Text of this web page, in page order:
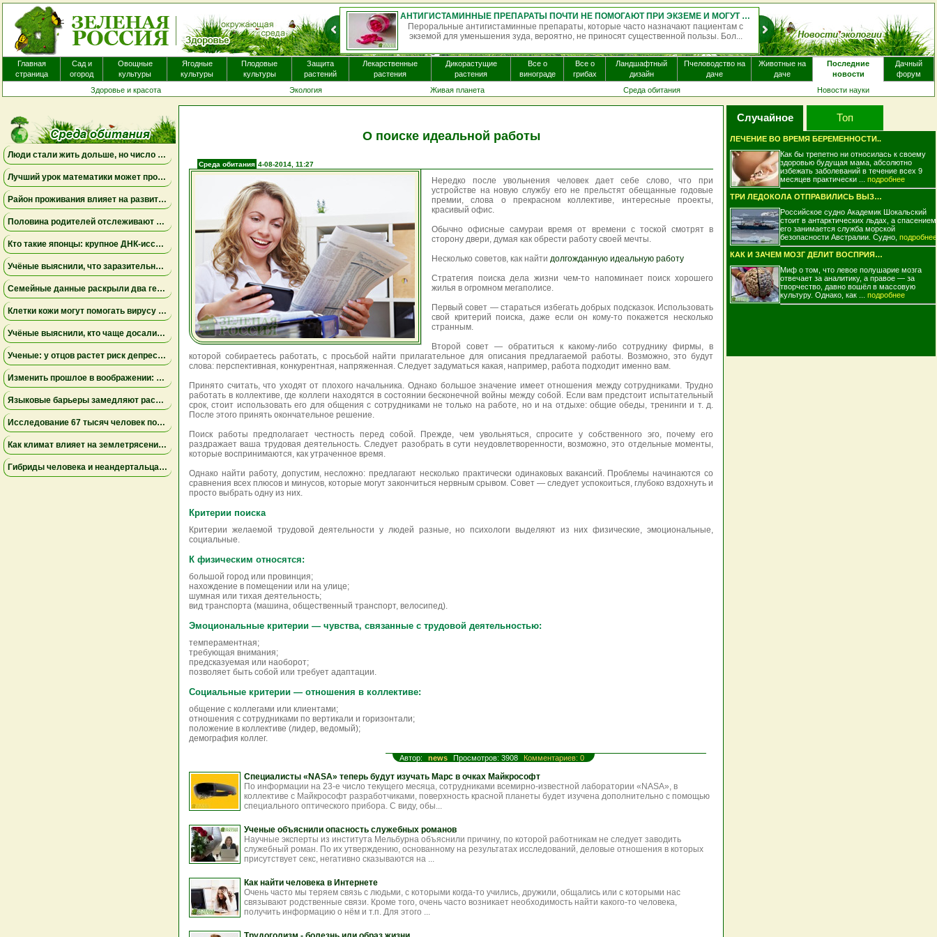
АНТИГИСТАМИННЫЕ ПРЕПАРАТЫ ПОЧТИ НЕ ПОМОГАЮТ ПРИ ЭКЗЕМЕ И МОГУТ ВЫЗЫВАТЬ ПОБОЧНЫЕ ЭФФЕКТЫ
Пероральные антигистаминные препараты, которые часто назначают пациентам с
экземой для уменьшения зуда, вероятно, не приносят существенной пользы. Бол...
Однократная доза псилоцибина — психоактивного вещества, содержащегося в
некоторых видах галлюциногенных грибов, — может вызывать изменения в работе
Главная
страница
Сад и
огород
Овощные
культуры
Ягодные
культуры
Плодовые
культуры
Защита
растений
Лекарственные
растения
Дикорастущие
растения
Все о
винограде
Все о
грибах
Ландшафтный
дизайн
Пчеловодство на
даче
Животные на
даче
Последние
новости
Дачный
форум
Здоровье и красота
Экология Живая планета Среда обитания Новости науки
Люди стали жить дольше, но число лет, проведённых с болезнями, продолжает расти
Лучший урок математики может проходить дома
Район проживания влияет на развитие мозга ребенка
Половина родителей отслеживают местоположение взрослых детей, но это не всегда приносит спокойствие
Кто такие японцы: крупное ДНК-исследование меняет представления о происхождении народа
Учёные выяснили, что заразительное зевание может начинаться ещё до рождения
Семейные данные раскрыли два генетических пути к детской депрессии и тревожности
Клетки кожи могут помогать вирусу бешенства проникать в нервную систему даже при незначительных повреждениях
Учёные выяснили, кто чаще досаливает еду: мужчины лидируют, а поведение женщин зависит от образа жизни
Ученые: у отцов растет риск депрессии через год после рождения ребенка
Изменить прошлое в воображении: как работа с воспоминаниями снижает страх неудачи
Языковые барьеры замедляют распространение знаний и инноваций — результаты исследования
Исследование 67 тысяч человек показало неожиданные факты о сексуальном влечении и возрасте
Как климат влияет на землетрясения: учёные установили связь между изменением уровня озера Туркана и тектонической активностью
Гибриды человека и неандертальца могли вымирать из-за несовместимости крови — новое исследование
О поиске идеальной работы
Среда обитания 4-08-2014, 11:27
Нередко после увольнения человек дает себе слово, что при
устройстве на новую службу его не прельстят обещанные годовые
премии, слова о прекрасном коллективе, интересные проекты,
красивый офис.
Обычно офисные самураи время от времени с тоской смотрят в
сторону двери, думая как обрести работу своей мечты.
Несколько советов, как найти долгожданную идеальную работу
Стратегия поиска дела жизни чем-то напоминает поиск хорошего
жилья в огромном мегаполисе.
Первый совет — стараться избегать добрых подсказок. Использовать
свой критерий поиска, даже если он кому-то покажется несколько
странным.
Второй совет — обратиться к какому-либо сотруднику фирмы, в
которой собираетесь работать, с просьбой найти прилагательное для описания предлагаемой работы. Возможно, это будут
слова: перспективная, конкурентная, напряженная. Следует задуматься какая, например, работа подходит именно вам.
Принято считать, что уходят от плохого начальника. Однако большое значение имеет отношения между сотрудниками. Трудно
работать в коллективе, где коллеги находятся в состоянии бесконечной войны между собой. Если вам предстоит испытательный
срок, стоит использовать его для общения с сотрудниками не только на работе, но и на отдыхе: общие обеды, тренинги и т. д.
После этого принять окончательное решение.
Поиск работы предполагает честность перед собой. Прежде, чем увольняться, спросите у собственного эго, почему его
раздражает ваша трудовая деятельность. Следует разобрать в сути неудовлетворенности, возможно, это отдельные моменты,
которые воспринимаются, как утраченное время.
Однако найти работу, допустим, несложно: предлагают несколько практически одинаковых вакансий. Проблемы начинаются со
сравнения всех плюсов и минусов, которые могут закончиться нервным срывом. Совет — следует успокоиться, глубоко вздохнуть и
просто выбрать одну из них.
Критерии поиска
Критерии желаемой трудовой деятельности у людей разные, но психологи выделяют из них физические, эмоциональные,
социальные.
К физическим относятся:
большой город или провинция;
нахождение в помещении или на улице;
шумная или тихая деятельность;
вид транспорта (машина, общественный транспорт, велосипед).
Эмоциональные критерии — чувства, связанные с трудовой деятельностью:
темпераментная;
требующая внимания;
предсказуемая или наоборот;
позволяет быть собой или требует адаптации.
Социальные критерии — отношения в коллективе:
общение с коллегами или клиентами;
отношения с сотрудниками по вертикали и горизонтали;
положение в коллективе (лидер, ведомый);
демография коллег.
Автор: news Просмотров: 3908 Комментариев: 0
Специалисты «NASA» теперь будут изучать Марс в очках Майкрософт
По информации на 23-е число текущего месяца, сотрудниками всемирно-известной лаборатории «NASA», в
коллективе с Майкрософт разработчиками, поверхность красной планеты будет изучена дополнительно с помощью
специального оптического прибора. С виду, обы...
Ученые объяснили опасность служебных романов
Научные эксперты из института Мельбурна объяснили причину, по которой работникам не следует заводить
служебный роман. По их утверждению, основанному на результатах исследований, деловые отношения в которых
присутствует секс, негативно сказываются на ...
Как найти человека в Интернете
Очень часто мы теряем связь с людьми, с которыми когда-то учились, дружили, общались или с которыми нас
связывают родственные связи. Кроме того, очень часто возникает необходимость найти какого-то человека,
получить информацию о нём и т.п. Для этого ...
Случайное Топ
ЛЕЧЕНИЕ ВО ВРЕМЯ БЕРЕМЕННОСТИ..
Как бы трепетно ни относилась к своему
здоровью будущая мама, абсолютно
избежать заболеваний в течение всех 9
месяцев практически ...
подробнее
ТРИ ЛЕДОКОЛА ОТПРАВИЛИСЬ ВЫЗВОЛЯТЬ ИЗ ЛЕ..
Российское судно Академик Шокальский
стоит в антарктических льдах, а спасением
его занимается служба морской
безопасности Австралии. Судно, подробнее
КАК И ЗАЧЕМ МОЗГ ДЕЛИТ ВОСПРИЯТИЕ МЕЖДУ ..
Миф о том, что левое полушарие мозга
отвечает за аналитику, а правое — за
творчество, давно вошёл в массовую
культуру. Однако, как ...
подробнее